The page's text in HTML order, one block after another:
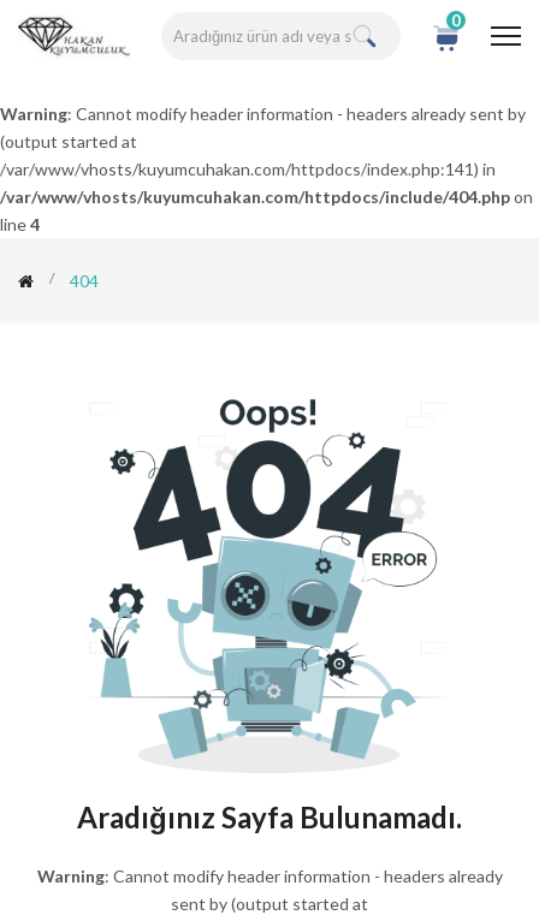
0
Warning: Cannot modify header information - headers already sent by
(output started at
/var/www/vhosts/kuyumcuhakan.com/httpdocs/index.php:141) in
/var/www/vhosts/kuyumcuhakan.com/httpdocs/include/404.phpon
line4
404
Aradığınız Sayfa Bulunamadı.
Warning: Cannot modify header information - headers already
sent by (output started at